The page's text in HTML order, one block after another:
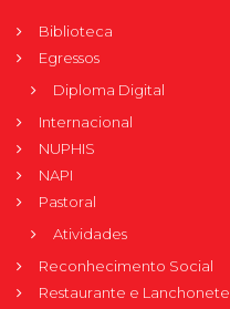
Biblioteca
Egressos
Diploma Digital
Internacional
NUPHIS
NAPI
Pastoral
Atividades
Reconhecimento Social
Restaurante e Lanchonete